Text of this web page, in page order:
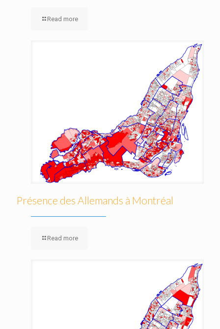
Read more
Présence des Allemands à Montréal
Read more